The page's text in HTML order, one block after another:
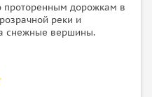
проторенным дорожкам в
реки и
снежные вершины.